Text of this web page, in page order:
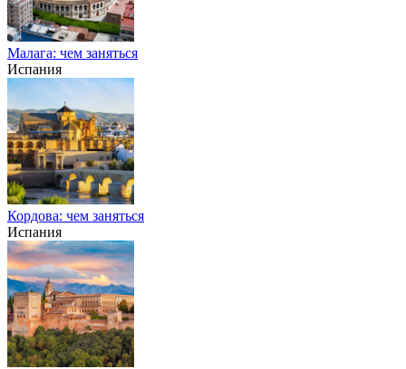
Малага: чем заняться
Испания
Кордова: чем заняться
Испания